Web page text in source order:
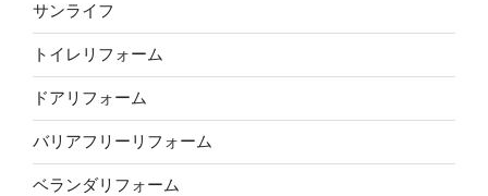
サンライフ
トイレリフォーム
ドアリフォーム
バリアフリーリフォーム
ベランダリフォーム